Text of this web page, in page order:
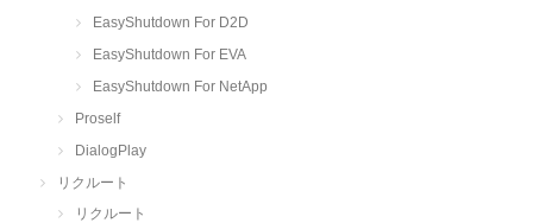
EasyShutdown For D2D
EasyShutdown For EVA
EasyShutdown For NetApp
Proself
DialogPlay
リクルート
リクルート